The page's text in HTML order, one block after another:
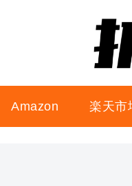
Amazon 楽天市